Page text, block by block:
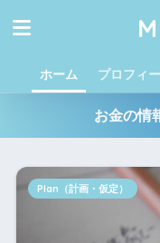
ホーム プロフィ
お金の情
Plan（計画・仮定）